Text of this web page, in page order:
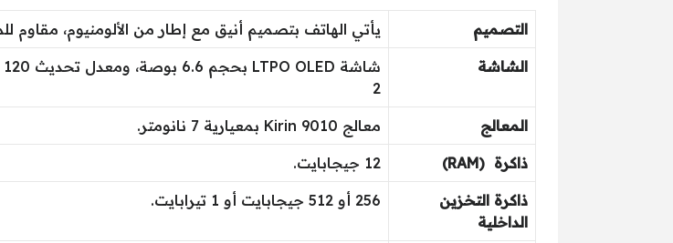
التصميم يأتي الهاتف بتصميم أنيق مع إطار من الألومنيوم، مقاوم للماء
الشاشة
2
المعالج معالج Kirin 9010 بمعيارية 7 نانومتر.
ذاكرة (RAM) 12 جيجابايت.
ذاكرة التخزين
الداخلية
256 أو 512 جيجابايت أو 1 تيرابايت.